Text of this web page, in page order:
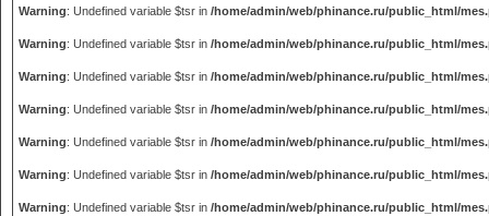
Warning: Undefined variable $tsr in /home/admin/web/phinance.ru/public_html/
Warning: Undefined variable $tsr in /home/admin/web/phinance.ru/public_html/
Warning: Undefined variable $tsr in /home/admin/web/phinance.ru/public_html/
Warning: Undefined variable $tsr in /home/admin/web/phinance.ru/public_html/
Warning: Undefined variable $tsr in /home/admin/web/phinance.ru/public_html/
Warning: Undefined variable $tsr in /home/admin/web/phinance.ru/public_html/
Warning: Undefined variable $tsr in /home/admin/web/phinance.ru/public_html/